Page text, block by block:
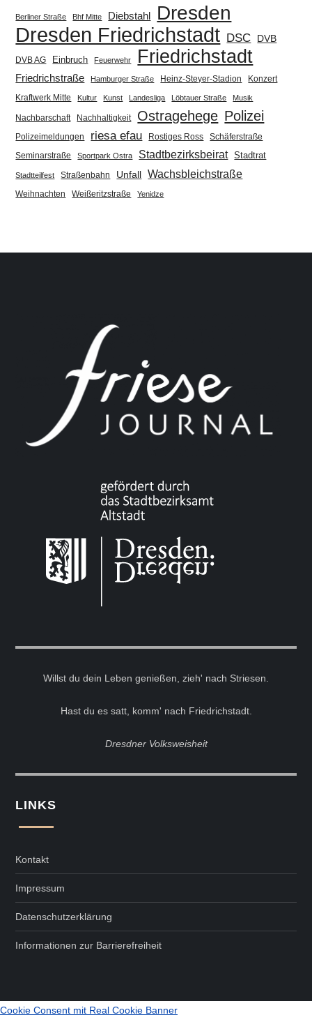
Berliner Straße Bhf Mitte Diebstahl Dresden
Dresden Friedrichstadt DSC DVB
DVB AG Einbruch Feuerwehr Friedrichstadt
Friedrichstraße Hamburger Straße Heinz-Steyer-Stadion
Konzert
Kraftwerk Mitte
Kultur Kunst Landesliga Löbtauer Straße Musik
Nachbarschaft Nachhaltigkeit Ostragehege Polizei
Polizeimeldungen riesa efau Rostiges Ross Schäferstraße
Seminarstraße Sportpark Ostra Stadtbezirksbeirat Stadtrat
Stadtteilfest Straßenbahn Unfall Wachsbleichstraße
Weihnachten Weißeritzstraße Yenidze
Willst du dein Leben genießen, zieh' nach Striesen.
Hast du es satt, komm' nach Friedrichstadt.
Dresdner Volksweisheit
LINKS
Kontakt
Impressum
Datenschutzerklärung
Informationen zur Barrierefreiheit
Cookie Consent mit Real Cookie Banner